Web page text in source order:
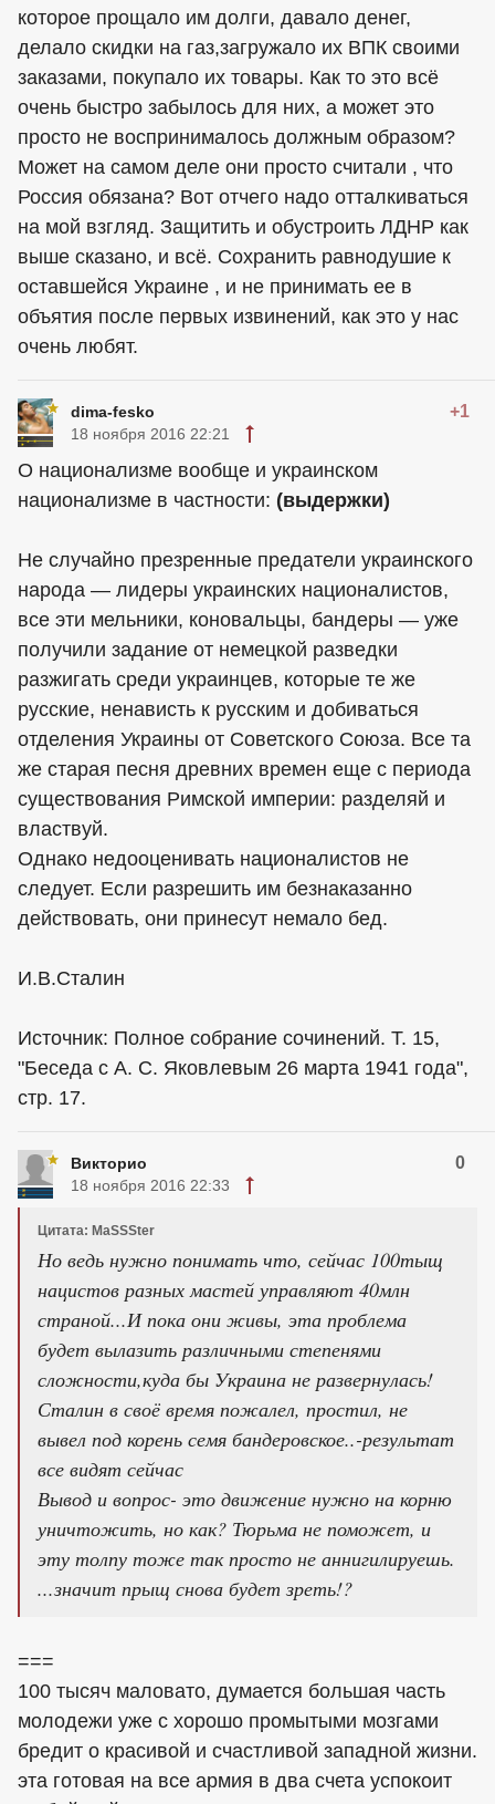
которое прощало им долги, давало денег,
делало скидки на газ,загружало их ВПК своими
заказами, покупало их товары. Как то это всё
очень быстро забылось для них, а может это
просто не воспринималось должным образом?
Может на самом деле они просто считали , что
Россия обязана? Вот отчего надо отталкиваться
на мой взгляд. Защитить и обустроить ЛДНР как
выше сказано, и всё. Сохранить равнодушие к
оставшейся Украине , и не принимать ее в
объятия после первых извинений, как это у нас
очень любят.
dima-fesko +1
18 ноября 2016 22:21
О национализме вообще и украинском
национализме в частности: (выдержки)
Не случайно презренные предатели украинского
народа — лидеры украинских националистов,
все эти мельники, коновальцы, бандеры — уже
получили задание от немецкой разведки
разжигать среди украинцев, которые те же
русские, ненависть к русским и добиваться
отделения Украины от Советского Союза. Все та
же старая песня древних времен еще с периода
существования Римской империи: разделяй и
властвуй.
Однако недооценивать националистов не
следует. Если разрешить им безнаказанно
действовать, они принесут немало бед.
И.В.Сталин
Источник: Полное собрание сочинений. Т. 15,
"Беседа с А. С. Яковлевым 26 марта 1941 года",
стр. 17.
Викторио 0
18 ноября 2016 22:33
Цитата: MaSSSter
Но ведь нужно понимать что, сейчас 100тыщ
нацистов разных мастей управляют 40млн
страной...И пока они живы, эта проблема
будет вылазить различными степенями
сложности,куда бы Украина не развернулась!
Сталин в своё время пожалел, простил, не
вывел под корень семя бандеровское..-результат
все видят сейчас
Вывод и вопрос- это движение нужно на корню
уничтожить, но как? Тюрьма не поможет, и
эту толпу тоже так просто не аннигилируешь.
...значит прыщ снова будет зреть!?
===
100 тысяч маловато, думается большая часть
молодежи уже с хорошо промытыми мозгами
бредит о красивой и счастливой западной жизни.
эта готовая на все армия в два счета успокоит